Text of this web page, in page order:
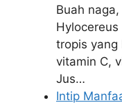
Buah
tropis yang
vitamin C,
Jus…
Intip